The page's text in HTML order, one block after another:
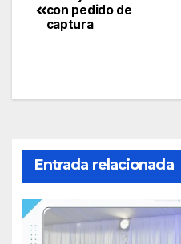
de
con pedido de
captura
Entrada relacionada